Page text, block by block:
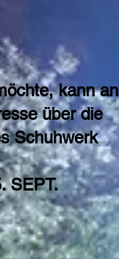
kann an
über die
Schuhwerk
SEPT.